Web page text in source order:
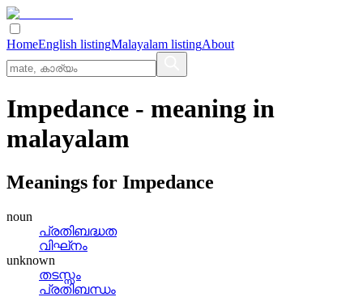
HomeEnglish listingMalayalam listingAbout
Impedance - meaning in
malayalam
Meanings for Impedance
noun
പ്രതിബദ്ധത
വിഘ്‌നം
unknown
തടസ്സം
പ്രതിബന്ധം